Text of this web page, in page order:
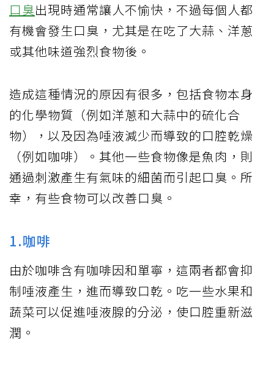
口臭出現時通常讓人不愉快，不過每個人都
有機會發生口臭，尤其是在吃了大蒜、洋蔥
或其他味道強烈食物後。
造成這種情況的原因有很多，包括食物本身
的化學物質（例如洋蔥和大蒜中的硫化合
物），以及因為唾液減少而導致的口腔乾燥
（例如咖啡）。其他一些食物像是魚肉，則
通過刺激產生有氣味的細菌而引起口臭。所
幸，有些食物可以改善口臭。
1.咖啡
由於咖啡含有咖啡因和單寧，這兩者都會抑
制唾液產生，進而導致口乾。吃一些水果和
蔬菜可以促進唾液腺的分泌，使口腔重新滋
潤。